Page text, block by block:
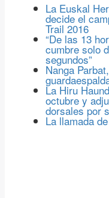
La Euskal
decide el
Trail 2016
“De las 13
cumbre solo
segundos”
Nanga
La Hiru
octubre y
dorsales por
La llamada